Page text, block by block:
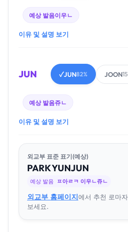
예상 발음이우ㄴ
이유 및 설명 보기
JUN ✓JUN82% JOON
예상 발음쥬ㄴ
이유 및 설명 보기
외교부 표준 표기(예상)
PARKYUNJUN
예상 발음 ㅍ아ㄹㅋ 이우ㄴ쥬ㄴ
외교부 홈페이지에서 추천 로마
보세요.